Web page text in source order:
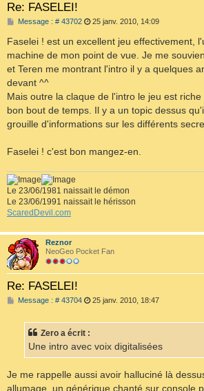
Re: FASELEI!
Message : # 43702M
s
a
g
e
25 janv. 2010, 14:09
Faselei ! est un excellent jeu effectivement,
machine de mon point de vue. Je me
et Teren me montrant l'intro il y a quelques
devant ^^
Mais outre la claque de l'intro le jeu est
bon bout de temps. Il y a un topic dessus
grouille d'informations sur les différents
Faselei ! c'est bon mangez-en.
Le 23/06/1981 naissait le démon
Le 23/06/1991 naissait le hérisson
ScaredDevil.com
Reznor
NeoGeo Pocket Fan
Re: FASELEI!
Message : # 43704M
a
g
25 janv. 2010, 18:47
Zero a écrit :
Une intro avec voix digitalisées
Je me rappelle aussi avoir halluciné là
allumage, un générique chanté sur console